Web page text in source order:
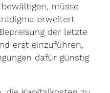
müsse
erweitert
der letzte
erst einzuführen,
dafür günstig